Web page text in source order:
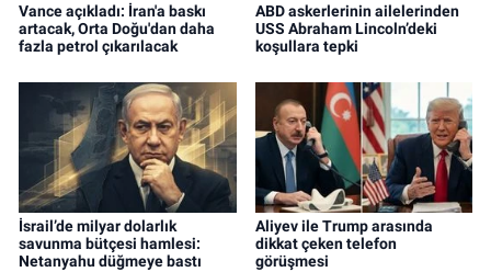
Vance açıkladı: İran'a baskı
artacak, Orta Doğu'dan daha
fazla petrol çıkarılacak
ABD askerlerinin ailelerinden
USS Abraham Lincoln’deki
koşullara tepki
İsrail’de milyar dolarlık
savunma bütçesi hamlesi:
Netanyahu düğmeye bastı
Aliyev ile Trump arasında
dikkat çeken telefon
görüşmesi